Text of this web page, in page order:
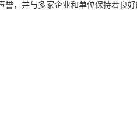
，并与多家企业和单位保持着良